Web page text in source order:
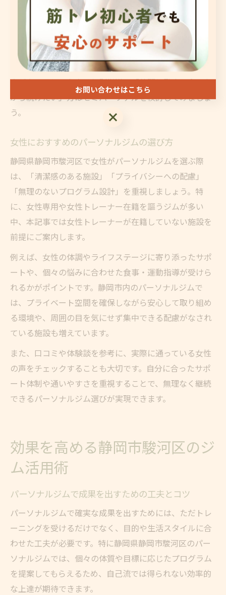
トを希望する方におすすめです。
どちらにもメリット・デメリットがあるため、目的や性
格、予算に合わせて選ぶことが大切です。例えば、「自
分のペースでじっくり取り組みたい」「運動初心者で不
安がある」という方は個別指導、「仲間と励まし合いな
がら続けたい」方はセミパーソナルを検討してみましょ
う。
女性におすすめのパーソナルジムの選び方
静岡県静岡市駿河区で女性がパーソナルジムを選ぶ際
は、「清潔感のある施設」「プライバシーへの配慮」
「無理のないプログラム設計」を重視しましょう。特
に、女性専用や女性トレーナー在籍を謳うジムが多い
中、本記事では女性トレーナーが在籍していない施設を
前提にご案内します。
例えば、女性の体調やライフステージに寄り添ったサポ
ートや、個々の悩みに合わせた食事・運動指導が受けら
れるかがポイントです。静岡市内のパーソナルジムで
は、プライベート空間を確保しながら安心して取り組め
る環境や、周囲の目を気にせず集中できる配慮がなされ
ている施設も増えています。
また、口コミや体験談を参考に、実際に通っている女性
の声をチェックすることも大切です。自分に合ったサポ
ート体制や通いやすさを重視することで、無理なく継続
できるパーソナルジム選びが実現できます。
効果を高める静岡市駿河区のジ
ム活用術
パーソナルジムで成果を出すための工夫とコツ
パーソナルジムで確実な成果を出すためには、ただトレ
ーニングを受けるだけでなく、目的や生活スタイルに合
わせた工夫が必要です。特に静岡県静岡市駿河区のパー
ソナルジムでは、個々の体質や目標に応じたプログラム
を提案してもらえるため、自己流では得られない効率的
な上達が期待できます。
お問い合わせはこちら
お問い合わせはこちら